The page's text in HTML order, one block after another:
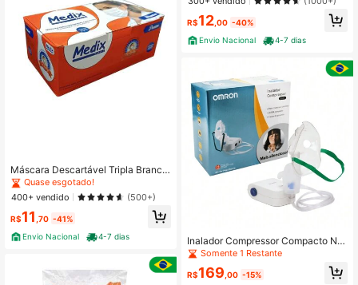
Máscara Descartável Tripla Branca
c/Elástico c/50 - Medix
Quase esgotado!
400+ vendido
(500+)
R$11 ,70 -41%
Envio Nacional
4-7 dias
R$12 ,00 -40%
Envio Nacional
4-7 dias
Inalador Compressor Compacto NE
-C803 - Omron
Somente 1 Restante
R$169 ,00 -15%